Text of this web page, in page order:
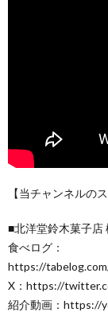
【当チャンネルの
■北洋堂鈴木菓子店
食べログ：
https://
X：https://
紹介動画：https://